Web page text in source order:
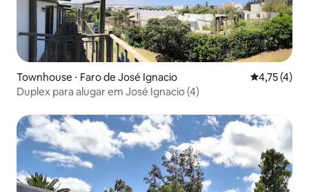
Townhouse ⋅ Faro de José Ignacio 4,75 de
4,75 (4)
Duplex para alugar em José Ignacio (4)